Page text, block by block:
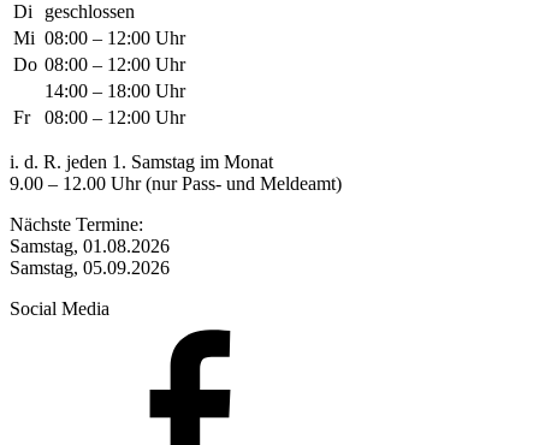
Di
geschlossen
Mi 08:00 – 12:00 Uhr
Do 08:00 – 12:00 Uhr
14:00 – 18:00 Uhr
Fr
08:00 – 12:00 Uhr
i. d. R. jeden 1. Samstag im Monat
9.00 – 12.00 Uhr (nur Pass- und Meldeamt)
Nächste Termine:
Samstag, 01.08.2026
Samstag, 05.09.2026
Social Media